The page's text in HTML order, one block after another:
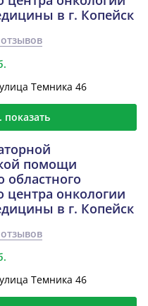
в г. Копейск
Темника 46
показать
помощи
областного
центра онкологии
в г. Копейск
Темника 46